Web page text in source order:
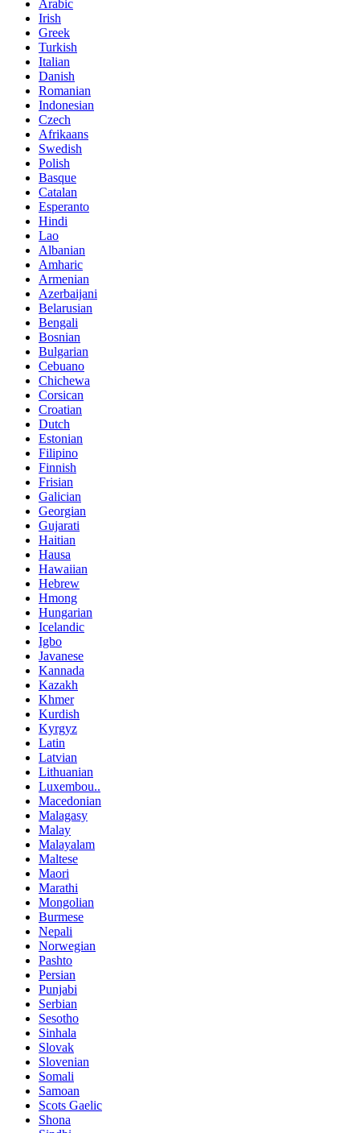
Arabic
Irish
Greek
Turkish
Italian
Danish
Romanian
Indonesian
Czech
Afrikaans
Swedish
Polish
Basque
Catalan
Esperanto
Hindi
Lao
Albanian
Amharic
Armenian
Azerbaijani
Belarusian
Bengali
Bosnian
Bulgarian
Cebuano
Chichewa
Corsican
Croatian
Dutch
Estonian
Filipino
Finnish
Frisian
Galician
Georgian
Gujarati
Haitian
Hausa
Hawaiian
Hebrew
Hmong
Hungarian
Icelandic
Igbo
Javanese
Kannada
Kazakh
Khmer
Kurdish
Kyrgyz
Latin
Latvian
Lithuanian
Luxembou..
Macedonian
Malagasy
Malay
Malayalam
Maltese
Maori
Marathi
Mongolian
Burmese
Nepali
Norwegian
Pashto
Persian
Punjabi
Serbian
Sesotho
Sinhala
Slovak
Slovenian
Somali
Samoan
Scots Gaelic
Shona